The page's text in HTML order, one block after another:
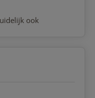
ook